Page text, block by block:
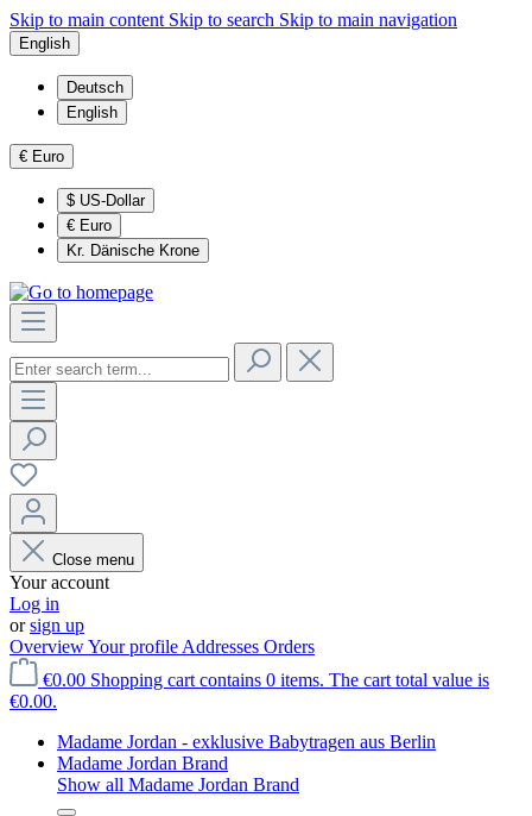
Skip to main content Skip to search Skip to main navigation
English
Deutsch
English
€ Euro
$ US-Dollar
€ Euro
Kr. Dänische Krone
Close menu
Your account
Log in
orsign up
OverviewYour profile Addresses Orders
€0.00 Shopping cart contains 0 items. The cart total value is
€0.00.
Madame Jordan - exklusive Babytragen aus Berlin
Madame Jordan Brand
Show all Madame Jordan Brand